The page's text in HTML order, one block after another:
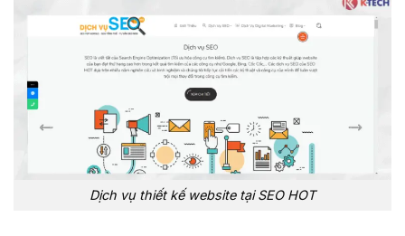
Dịch vụ thiết kế website tại SEO HOT